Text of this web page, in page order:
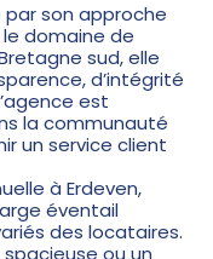
par son approche
domaine de
sud, elle
d’intégrité
est
la communauté
un service client
à Erdeven,
éventail
des locataires.
ou un